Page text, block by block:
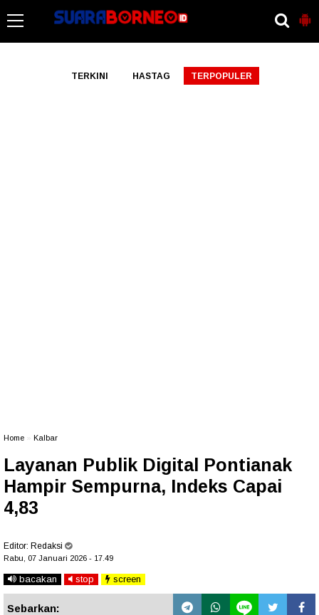
TERKINI HASTAG TERPOPULER
Home Kalbar
Layanan Publik Digital Pontianak
Hampir Sempurna, Indeks Capai
4,83
Editor: Redaksi
Rabu, 07 Januari 2026 - 17.49
bacakan stop screen
Sebarkan: